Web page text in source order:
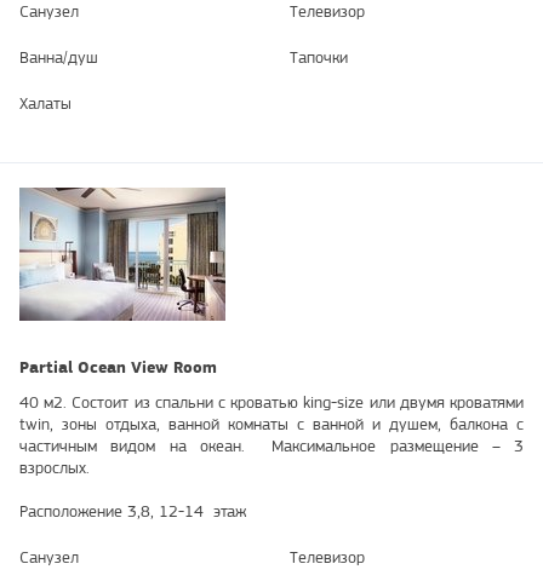
Санузел Телевизор
Ванна/душ Тапочки
Халаты
Partial Ocean View Room
40 м2. Состоит из спальни с кроватью king-size или двумя кроватями
twin, зоны отдыха, ванной комнаты с ванной и душем, балкона с
частичным видом на океан. Максимальное размещение – 3
взрослых.
Расположение 3,8, 12-14 этаж
Санузел Телевизор